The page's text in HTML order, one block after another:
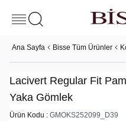
Ana Sayfa Bisse Tüm Ürünler
Lacivert Regular Fit
Yaka Gömlek
Ürün Kodu : GMOKS252099_D39